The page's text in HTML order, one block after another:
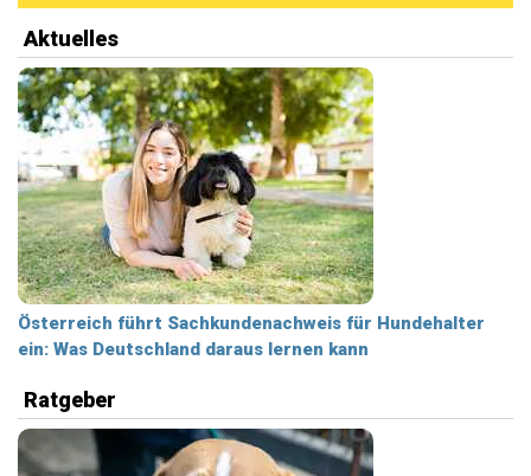
Aktuelles
Österreich führt Sachkundenachweis für Hundehalter
ein: Was Deutschland daraus lernen kann
Ratgeber